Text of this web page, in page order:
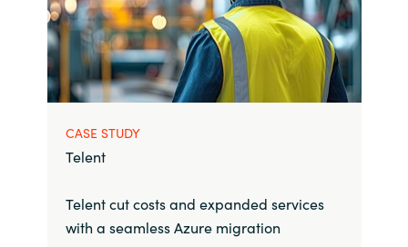
CASE STUDY
Telent
Telent cut costs and expanded services
with a seamless Azure migration